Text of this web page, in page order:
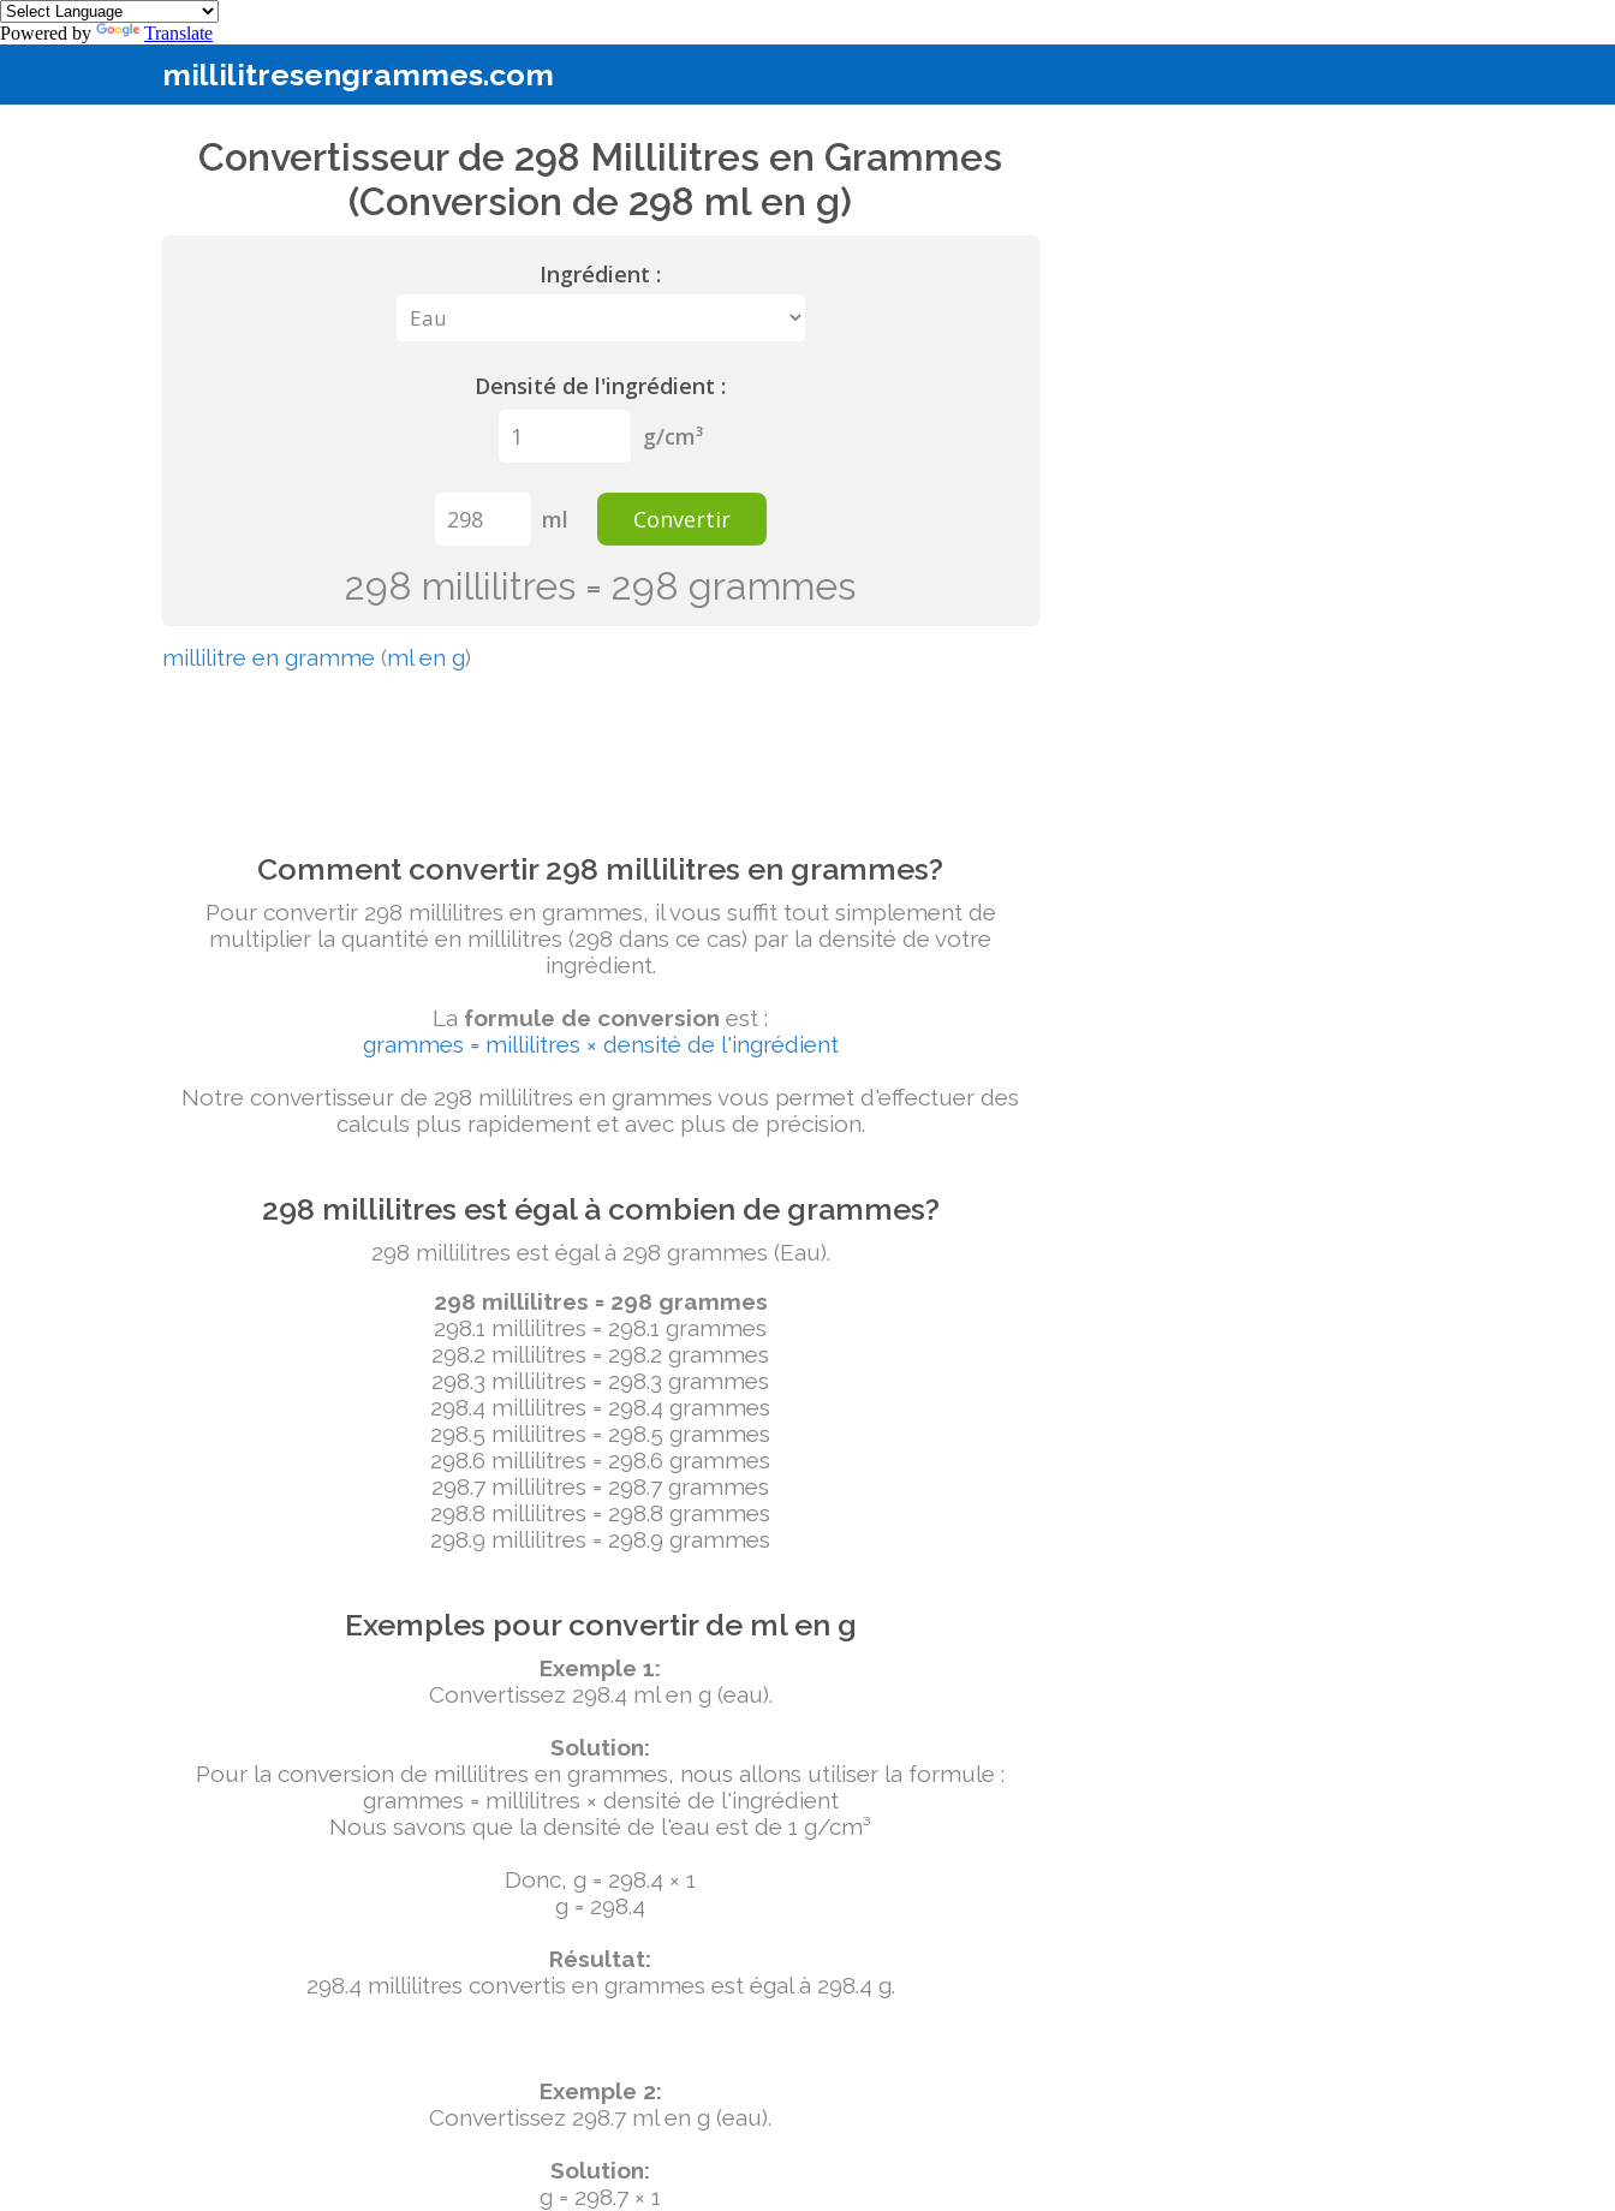
Powered by Translate
millilitresengrammes.com
Convertisseur de 298 Millilitres en Grammes
(Conversion de 298 ml en g)
Ingrédient :
Densité de l'ingrédient :
g/cm³
ml Convertir
298 millilitres = 298 grammes
millilitre en gramme (ml en g)
Comment convertir 298 millilitres en grammes?
Pour convertir 298 millilitres en grammes, il vous suffit tout simplement de
multiplier la quantité en millilitres (298 dans ce cas) par la densité de votre
ingrédient.
La formule de conversion est :
grammes = millilitres × densité de l'ingrédient
Notre convertisseur de 298 millilitres en grammes vous permet d'effectuer des
calculs plus rapidement et avec plus de précision.
298 millilitres est égal à combien de grammes?
298 millilitres est égal à 298 grammes (Eau).
298 millilitres = 298 grammes
298.1 millilitres = 298.1 grammes
298.2 millilitres = 298.2 grammes
298.3 millilitres = 298.3 grammes
298.4 millilitres = 298.4 grammes
298.5 millilitres = 298.5 grammes
298.6 millilitres = 298.6 grammes
298.7 millilitres = 298.7 grammes
298.8 millilitres = 298.8 grammes
298.9 millilitres = 298.9 grammes
Exemples pour convertir de ml en g
Exemple 1:
Convertissez 298.4 ml en g (eau).
Solution:
Pour la conversion de millilitres en grammes, nous allons utiliser la formule :
grammes = millilitres × densité de l'ingrédient
Nous savons que la densité de l'eau est de 1 g/cm³
Donc, g = 298.4 × 1
g = 298.4
Résultat:
298.4 millilitres convertis en grammes est égal à 298.4 g.
Exemple 2:
Convertissez 298.7 ml en g (eau).
Solution:
g = 298.7 × 1